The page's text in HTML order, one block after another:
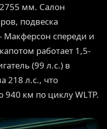
мм. Салон
подвеска
спереди и
работает 1,5-
(99 л.с.) в
218 л.с., что
940 км по циклу WLTP.